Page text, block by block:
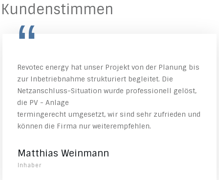
Kundenstimmen
“
Revotec energy hat unser Projekt von der Planung bis
zur Inbetriebnahme strukturiert begleitet. Die
Netzanschluss-Situation wurde professionell gelöst,
die PV - Anlage
termingerecht umgesetzt, wir sind sehr zufrieden und
können die Firma nur weiterempfehlen.
Matthias Weinmann
Inhaber